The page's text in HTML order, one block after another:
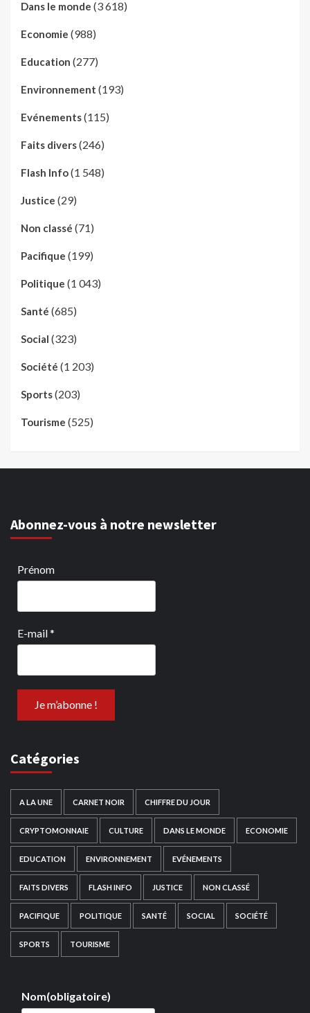
Dans le monde (3 618)
Economie (988)
Education (277)
Environnement (193)
Evénements(115)
Faits divers(246)
Flash Info(1 548)
Justice (29)
Non classé (71)
Pacifique (199)
Politique (1 043)
Santé (685)
Social (323)
Société (1 203)
Sports(203)
Tourisme (525)
Abonnez-vous à notre newsletter
Prénom
E-mail*
Catégories
A LA UNE CARNET NOIR CHIFFRE DU JOUR
CRYPTOMONNAIE CULTURE DANS LE MONDE ECONOMIE
EDUCATION ENVIRONNEMENT EVÉNEMENTS
FAITS DIVERS FLASH INFO JUSTICE NON CLASSÉ
PACIFIQUE POLITIQUE SANTÉ SOCIAL SOCIÉTÉ
SPORTS TOURISME
Nom(obligatoire)